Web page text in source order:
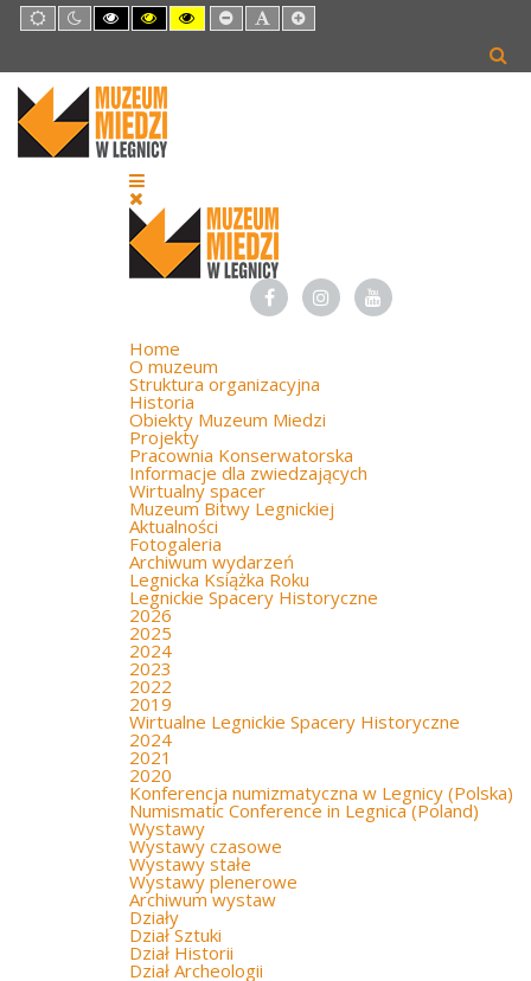
Default
mode
Night
mode
High
Contrast
mode
High
Contrast
mode
High
Contrast
mode
Set
Smaller
Set
Default
Set
Larger
Home
O muzeum
Struktura organizacyjna
Historia
Obiekty Muzeum Miedzi
Projekty
Pracownia Konserwatorska
Informacje dla zwiedzających
Wirtualny spacer
Muzeum Bitwy Legnickiej
Aktualności
Fotogaleria
Archiwum wydarzeń
Legnicka Książka Roku
Legnickie Spacery Historyczne
2026
2025
2024
2023
2022
2019
Wirtualne Legnickie Spacery Historyczne
2024
2021
2020
Konferencja numizmatyczna w Legnicy (Polska)
Numismatic Conference in Legnica (Poland)
Wystawy
Wystawy czasowe
Wystawy stałe
Wystawy plenerowe
Archiwum wystaw
Działy
Dział Sztuki
Dział Historii
Dział Archeologii